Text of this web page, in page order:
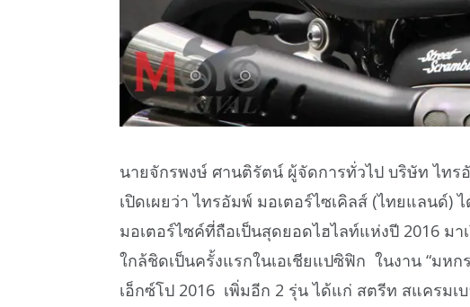
นายจักรพงษ์ ศานติรัตน์ ผู้จัดการทั่วไป บริษัท ไทร
เปิดเผยว่า ไทรอัมพ์ มอเตอร์ไซเคิลส์ (ไทยแลนด์)
มอเตอร์ไซค์ที่ถือเป็นสุดยอดไฮไลท์แห่งปี 2016 ม
ใกล้ชิดเป็นครั้งแรกในเอเชียแปซิฟิก ในงาน “มห
เอ็กซ์โป 2016 เพิ่มอีก 2 รุ่น ได้แก่ สตรีท สแครมเ